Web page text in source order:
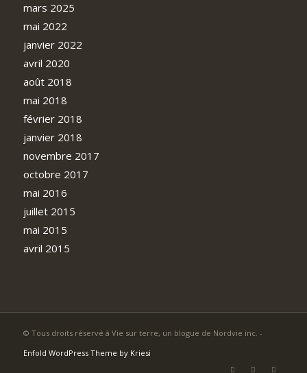
mars 2025
mai 2022
janvier 2022
avril 2020
août 2018
mai 2018
février 2018
janvier 2018
novembre 2017
octobre 2017
mai 2016
juillet 2015
mai 2015
avril 2015
© Tous droits réservé à Vie sur terre, un blogue de Nordvie inc. -
Enfold WordPress Theme by Kriesi